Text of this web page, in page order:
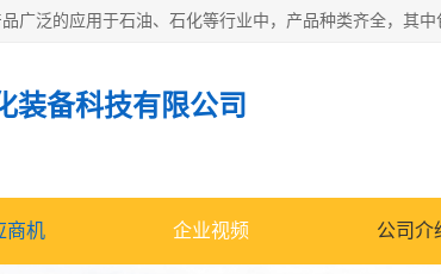
装备科技有限公司
商机 企业视频 公司介